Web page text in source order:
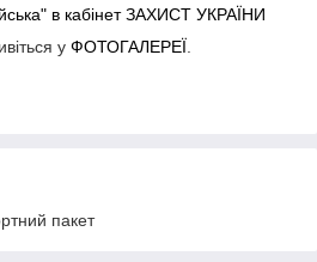
в кабінет ЗАХИСТ УКРАЇНИ
у ФОТОГАЛЕРЕЇ
пакет